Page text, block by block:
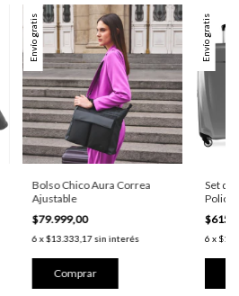
Envío gratis
Bolso Chico Aura Correa
Ajustable
$79.999,00
6 x$13.333,17 sin interés
Envío gratis
Set de
6 x